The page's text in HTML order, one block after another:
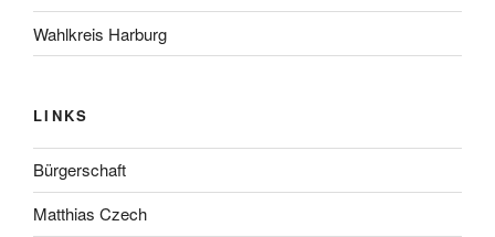
Wahlkreis Harburg
LINKS
Bürgerschaft
Matthias Czech